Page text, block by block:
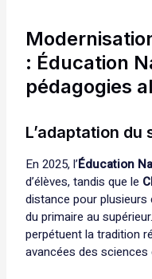
: Éducation
pédagogies
L’adaptation du
En 2025, l’Éducation
d’élèves, tandis que le
distance pour plusieurs
du primaire au
perpétuent la tradition
avancées des sciences